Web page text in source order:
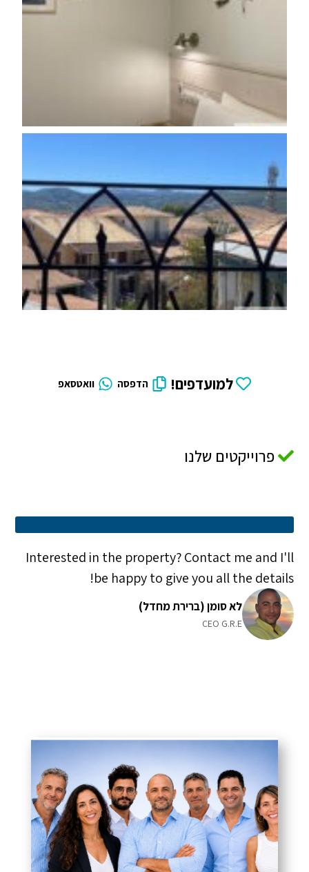
למועדפים! הדפסה וואטסאפ
פרוייקטים שלנו
Interested in the property? Contact me and I'll
be happy to give you all the details!
לא סומן (ברירת מחדל)
CEO G.R.E